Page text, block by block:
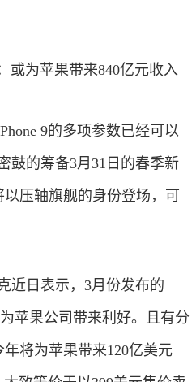
9的多项参数已经可以
鼓的筹备3月31日的春季新
压轴旗舰的身份登场，可
近日表示，3月份发布的
为苹果公司带来利好。且有分
年将为苹果带来120亿美元